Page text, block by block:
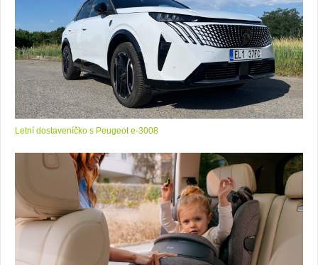
Letní dostaveníčko s Peugeot e-3008